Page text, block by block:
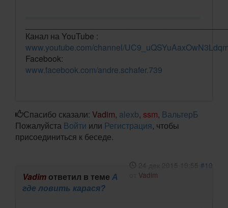
Канал на YouTube :
www.youtube.com/channel/
Facebook:
www.facebook.com/andre.schafer.739
Спасибо сказали: Vadim, alexb, ssm, ВальтерБ
Пожалуйста Войти или Регистрация, чтобы
присоединиться к беседе.
24 дек 2015 19:55 #10
Vadim
Vadim ответил в теме А
где ловить карася?